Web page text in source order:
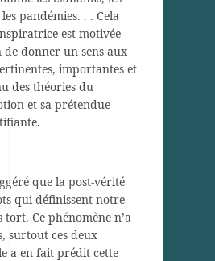
pandémies. . . Cela
est motivée
donner un sens aux
importantes et
des théories du
et sa prétendue
que la post-vérité
qui définissent notre
Ce phénomène n’a
surtout ces deux
a en fait prédit cette